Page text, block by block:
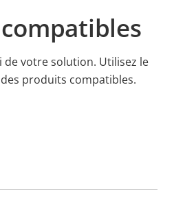
votre solution. Utilisez le
produits compatibles.